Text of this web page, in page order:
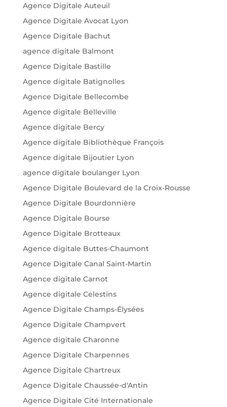
Agence Digitale Auteuil
Agence Digitale Avocat Lyon
Agence Digitale Bachut
agence digitale Balmont
Agence Digitale Bastille
Agence digitale Batignolles
Agence Digitale Bellecombe
Agence digitale Belleville
Agence digitale Bercy
Agence digitale Bibliothèque François
Agence digitale Bijoutier Lyon
agence digitale boulanger Lyon
Agence Digitale Boulevard de la Croix-Rousse
Agence Digitale Bourdonnière
Agence Digitale Bourse
Agence Digitale Brotteaux
Agence digitale Buttes-Chaumont
Agence Digitale Canal Saint-Martin
Agence digitale Carnot
Agence digitale Celestins
Agence Digitale Champs-Élysées
Agence Digitale Champvert
Agence digitale Charonne
Agence Digitale Charpennes
Agence Digitale Chartreux
Agence Digitale Chaussée-d'Antin
Agence Digitale Cité Internationale